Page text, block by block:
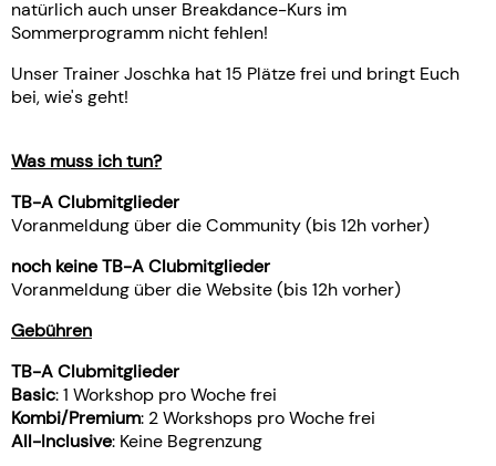
natürlich auch unser Breakdance-Kurs im
Sommerprogramm nicht fehlen!
Unser Trainer Joschka hat 15 Plätze frei und bringt Euch
bei, wie's geht!
Was muss ich tun?
TB-A Clubmitglieder
Voranmeldung über die Community (bis 12h vorher)
noch keine TB-A Clubmitglieder
Voranmeldung über die Website (bis 12h vorher)
Gebühren
TB-A Clubmitglieder
Basic: 1 Workshop pro Woche frei
Kombi/Premium: 2 Workshops pro Woche frei
All-Inclusive: Keine Begrenzung